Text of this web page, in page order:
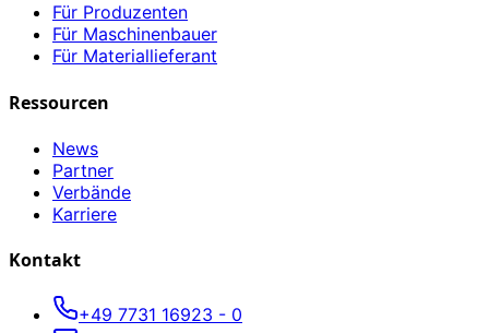
Für Produzenten
Für Maschinenbauer
Für Materiallieferant
Ressourcen
News
Partner
Verbände
Karriere
Kontakt
+49 7731 16923 - 0